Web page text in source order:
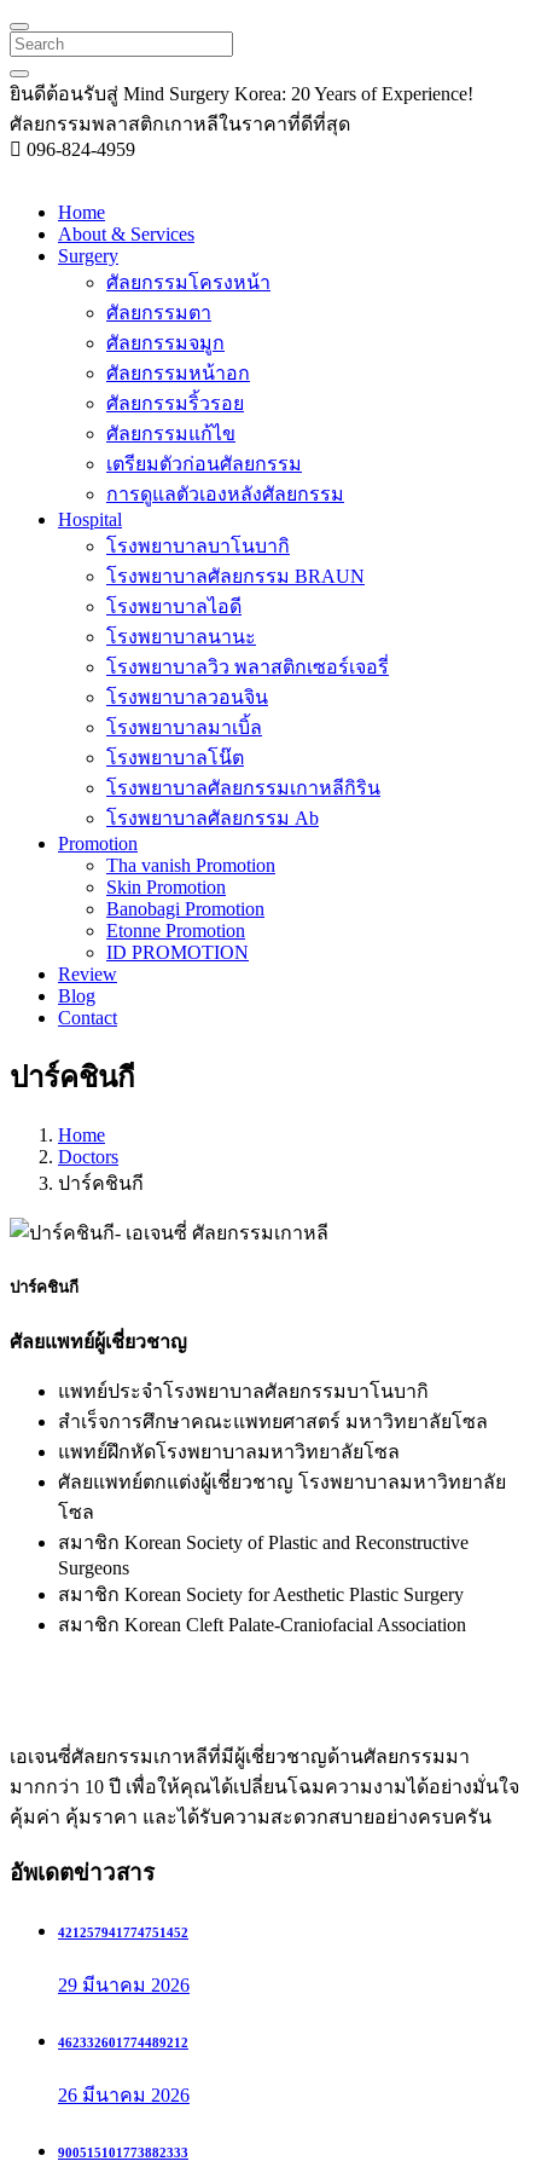
Search
ยินดีต้อนรับสู่ Mind Surgery Korea: 20 Years of Experience!
ศัลยกรรมพลาสติกเกาหลีในราคาที่ดีที่สุด
096-824-4959
Home
About & Services
Surgery
ศัลยกรรมโครงหน้า
ศัลยกรรมตา
ศัลยกรรมจมูก
ศัลยกรรมหน้าอก
ศัลยกรรมริ้วรอย
ศัลยกรรมแก้ไข
เตรียมตัวก่อนศัลยกรรม
การดูแลตัวเองหลังศัลยกรรม
Hospital
โรงพยาบาลบาโนบากิ
โรงพยาบาลศัลยกรรม BRAUN
โรงพยาบาลไอดี
โรงพยาบาลนานะ
โรงพยาบาลวิว พลาสติกเซอร์เจอรี่
โรงพยาบาลวอนจิน
โรงพยาบาลมาเบิ้ล
โรงพยาบาลโน๊ต
โรงพยาบาลศัลยกรรมเกาหลีกิริน
โรงพยาบาลศัลยกรรม Ab
Promotion
Tha vanish Promotion
Skin Promotion
Banobagi Promotion
Etonne Promotion
ID PROMOTION
Review
Blog
Contact
ปาร์คชินกี
Home
Doctors
ปาร์คชินกี
ปาร์คชินกี
ศัลยแพทย์ผู้เชี่ยวชาญ
แพทย์ประจำโรงพยาบาลศัลยกรรมบาโนบากิ
สำเร็จการศึกษาคณะแพทยศาสตร์ มหาวิทยาลัยโซล
แพทย์ฝึกหัดโรงพยาบาลมหาวิทยาลัยโซล
ศัลยแพทย์ตกแต่งผู้เชี่ยวชาญ โรงพยาบาลมหาวิทยาลัย
โซล
สมาชิก Korean Society of Plastic and Reconstructive
Surgeons
สมาชิก Korean Society for Aesthetic Plastic Surgery
สมาชิก Korean Cleft Palate-Craniofacial Association
เอเจนซี่ศัลยกรรมเกาหลีที่มีผู้เชี่ยวชาญด้านศัลยกรรมมา
มากกว่า 10 ปี เพื่อให้คุณได้เปลี่ยนโฉมความงามได้อย่างมั่นใจ
คุ้มค่า คุ้มราคา และได้รับความสะดวกสบายอย่างครบครัน
อัพเดตข่าวสาร
421257941774751452
29 มีนาคม 2026
462332601774489212
26 มีนาคม 2026
900515101773882333